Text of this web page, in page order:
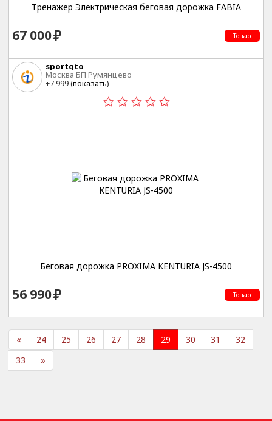
Тренажер Электрическая беговая дорожка FABIA
67 000 Товар
sportgto
Москва БП Румянцево
+7 999 (показать)
Беговая дорожка PROXIMA KENTURIA JS-4500
56 990 Товар
« 24 25 26 27 28 29 30 31
32
33
»